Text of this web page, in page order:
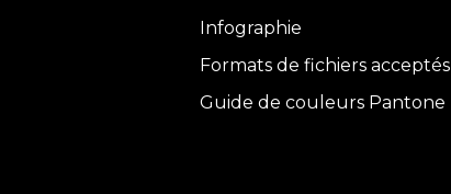
Infographie
Formats de fichiers acceptés
Guide de couleurs Pantone